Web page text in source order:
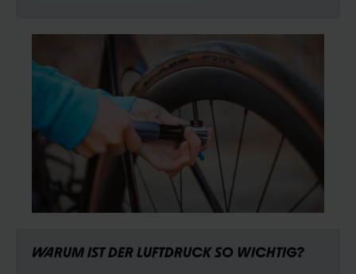
WARUM IST DER LUFTDRUCK SO WICHTIG?